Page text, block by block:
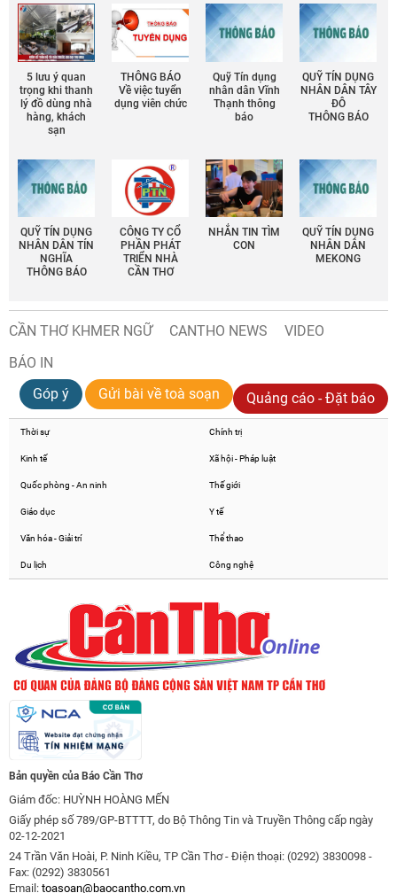
5 lưu ý quan
trọng khi thanh
lý đồ dùng nhà
hàng, khách
sạn
THÔNG BÁO
Về việc tuyển
dụng viên chức
Quỹ Tín dụng
nhân dân Vĩnh
Thạnh thông
báo
QUỸ TÍN DỤNG
NHÂN DÂN TÂY
ĐÔ
THÔNG BÁO
QUỸ TÍN DỤNG
NHÂN DÂN TÍN
NGHĨA
THÔNG BÁO
CÔNG TY CỔ
PHẦN PHÁT
TRIỂN NHÀ
CẦN THƠ
NHẮN TIN TÌM
CON
QUỸ TÍN DỤNG
NHÂN DÂN
MEKONG
CẦN THƠ KHMER NGỮ CANTHO NEWS
VIDEO
BÁO IN
Góp ý
Gửi bài về toà soạn Quảng cáo - Đặt báo
Thời sự Chính trị
Kinh tế Xã hội - Pháp luật
Quốc phòng - An ninh Thế giới
Giáo dục Y tế
Văn hóa - Giải trí Thể thao
Du lịch Công nghệ
Bản quyền của Báo Cần Thơ
Giám đốc: HUỲNH HOÀNG MẾN
Giấy phép số 789/GP-BTTTT, do Bộ Thông Tin và Truyền Thông cấp ngày
02-12-2021
24 Trần Văn Hoài, P. Ninh Kiều, TP Cần Thơ - Điện thoại: (0292) 3830098 -
Fax: (0292) 3830561
Email: toasoan@baocantho.com.vn